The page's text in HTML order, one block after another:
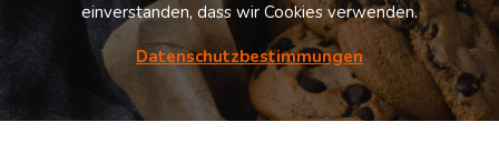
Möchten Sie diesen Suchauftrag
speichern und automatisch über neue
Standorte informiert werden?
einverstanden, dass wir Cookies verwenden.
Datenschutzbestimmungen